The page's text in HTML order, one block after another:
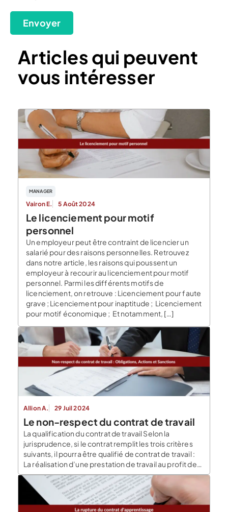
Envoyer
Articles qui peuvent
vous intéresser
MANAGER
Vairon E. 5 Août 2024
Le licenciement pour motif
personnel
Un employeur peut être contraint de licencier un
salarié pour des raisons personnelles. Retrouvez
dans notre article, les raisons qui poussent un
employeur à recourir au licenciement pour motif
personnel. Parmi les différents motifs de
licenciement, on retrouve : Licenciement pour faute
grave ; Licenciement pour inaptitude ; Licenciement
pour motif économique ; Et notamment, […]
Allion A. 29 Juil 2024
Le non-respect du contrat de travail
La qualification du contrat de travail Selon la
jurisprudence, si le contrat remplit les trois critères
suivants, il pourra être qualifié de contrat de travail :
La réalisation d’une prestation de travail au profit de
l’employeur ; En contrepartie de la réalisation de
cette prestation, le salarié doit avoir une
rémunération ; Il doit y […]